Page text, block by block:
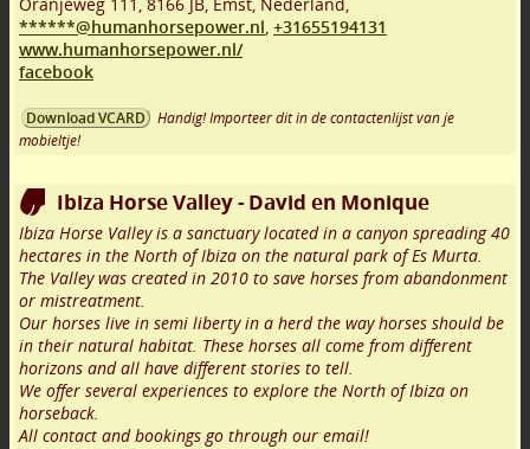
Oranjeweg 111 , 8166 JB, Emst, Nederland,
******@humanhorsepower.nl, +31655194131
www.humanhorsepower.nl/
facebook
Download VCARD
Handig! Importeer dit in de contactenlijst van je
mobieltje!
Ibiza Horse Valley - David en Monique
Ibiza Horse Valley is a sanctuary located in a canyon spreading 40
hectares in the North of Ibiza on the natural park of Es Murta.
The Valley was created in 2010 to save horses from abandonment
or mistreatment.
Our horses live in semi liberty in a herd the way horses should be
in their natural habitat. These horses all come from different
horizons and all have different stories to tell.
We offer several experiences to explore the North of Ibiza on
horseback.
All contact and bookings go through our email!